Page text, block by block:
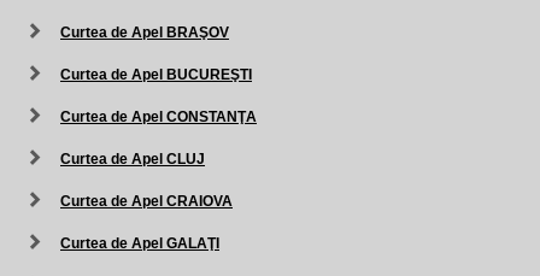
Curtea de Apel BRAŞOV
Curtea de Apel BUCUREŞTI
Curtea de Apel CONSTANŢA
Curtea de Apel CLUJ
Curtea de Apel CRAIOVA
Curtea de Apel GALAŢI